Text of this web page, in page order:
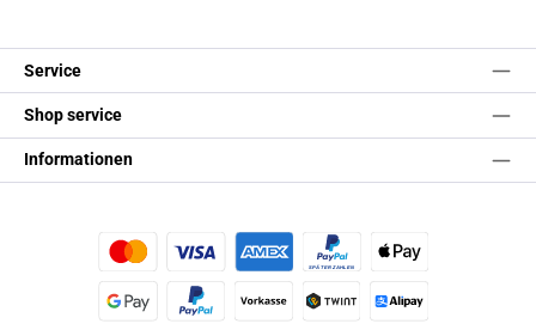
Service
Shop service
Informationen
Kredit- oder Debitkarte Später BezahlenApple Pay